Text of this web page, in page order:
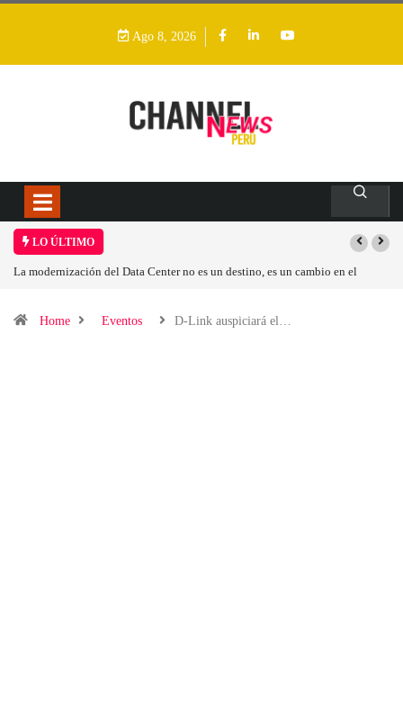
Ago 8, 2026
LO ÚLTIMO
La modernización del Data Center no es un destino, es un cambio en el
Home
Eventos D-Link auspiciará el…